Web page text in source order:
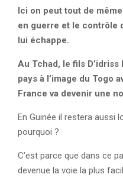
Ici on peut tout de
en guerre et le contrôle
lui échappe.
Au Tchad, le fils D’idriss
pays à l’image du Togo
France va devenir une
En Guinée il restera aussi
pourquoi ?
C’est parce que dans ce
devenue la voie la plus